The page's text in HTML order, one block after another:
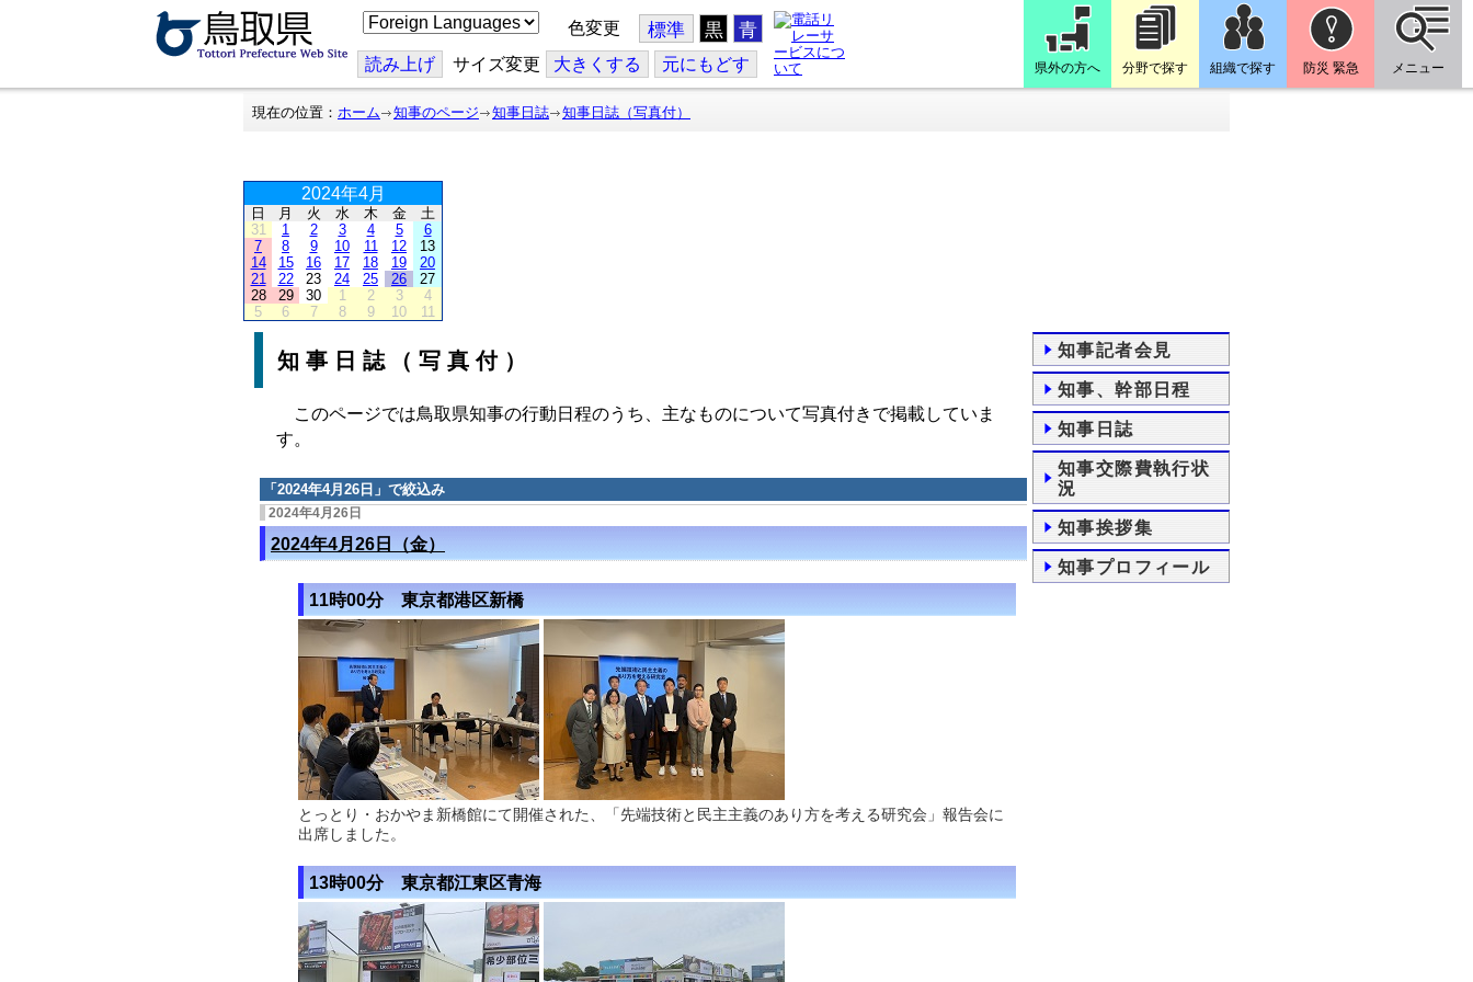
こ
の
ジ
を
翻
色変更 標準 黒 青
読み上げ サイズ変更 大きくする 元にもどす 県外の方へ 分野で探す 組織で探す 防災 緊急 メニュー
現在の位置： ホーム 知事のページ 知事日誌 知事日誌（写真付）
2024年4月
日 月 火 水 木 金
土
31
1 2 3 4 5
6
7
8 9 10 11 12
13
14
15 16 17 18 19
20
21
22 23 24 25 26
27
28
29 30 1 2 3
4
5
6 7 8 9 10 11
知事日誌（写真付）
このページでは鳥取県知事の行動日程のうち、主なものについて写真付きで掲載していま
す。
「 2024年4月26日 」で絞込み
2024年4月26日
2024年4月26日（金）
11時00分 東京都港区新橋
とっとり・おかやま新橋館にて開催された、「先端技術と民主主義のあり方を考える研究会」報告会に
出席しました。
13時00分 東京都江東区青海
知事記者会見
知事、幹部日程
知事日誌
知事交際費執行状
況
知事挨拶集
知事プロフィール